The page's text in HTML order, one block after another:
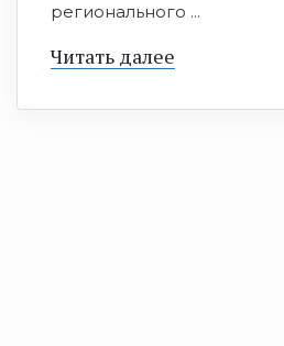
регионального ...
Читать далее